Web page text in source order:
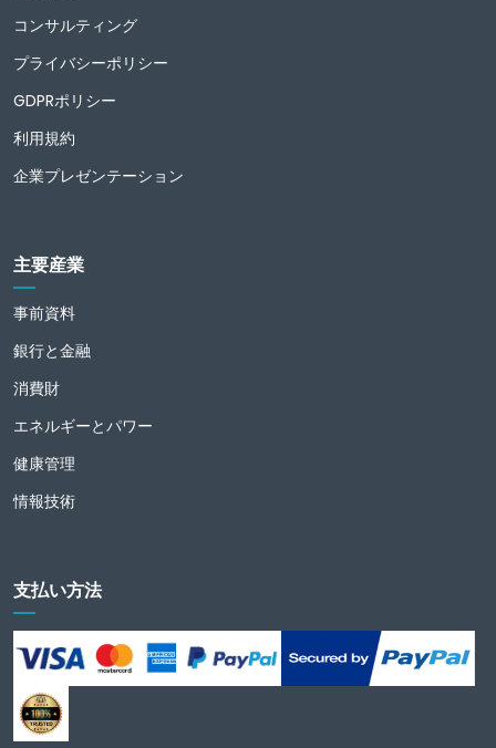
コンサルティング
プライバシーポリシー
GDPRポリシー
利用規約
企業プレゼンテーション
主要産業
事前資料
銀行と金融
消費財
エネルギーとパワー
健康管理
情報技術
支払い方法